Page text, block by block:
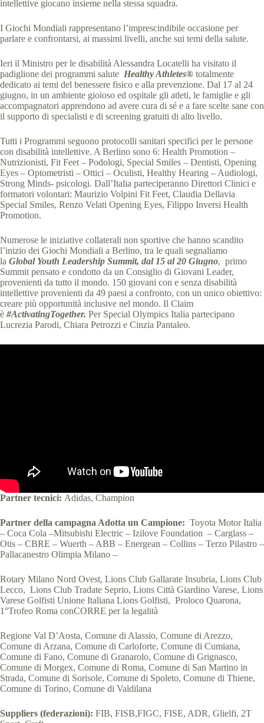
intellettive giocano insieme nella stessa squadra.
I Giochi Mondiali rappresentano l’imprescindibile occasione per
parlare e confrontarsi, ai massimi livelli, anche sui temi della salute.
Ieri il Ministro per le disabilità Alessandra Locatelli ha visitato il
padiglione dei programmi salute Healthy Athletes® totalmente
dedicato ai temi del benessere fisico e alla prevenzione. Dal 17 al 24
giugno, in un ambiente gioioso ed ospitale gli atleti, le famiglie e gli
accompagnatori apprendono ad avere cura di sé e a fare scelte sane con
il supporto di specialisti e di screening gratuiti di alto livello.
Tutti i Programmi seguono protocolli sanitari specifici per le persone
con disabilità intellettive. A Berlino sono 6: Health Promotion –
Nutrizionisti, Fit Feet – Podologi, Special Smiles – Dentisti, Opening
Eyes – Optometristi – Ottici – Oculisti, Healthy Hearing – Audiologi,
Strong Minds- psicologi. Dall’Italia parteciperanno Direttori Clinici e
formatori volontari: Maurizio Volpini Fit Feet, Claudia Dellavia
Special Smiles, Renzo Velati Opening Eyes, Filippo Inversi Health
Promotion.
Numerose le iniziative collaterali non sportive che hanno scandito
l’inizio dei Giochi Mondiali a Berlino, tra le quali segnaliamo
la Global Youth Leadership Summit, dal 15 al 20 Giugno, primo
Summit pensato e condotto da un Consiglio di Giovani Leader,
provenienti da tutto il mondo. 150 giovani con e senza disabilità
intellettive provenienti da 49 paesi a confronto, con un unico obiettivo:
creare più opportunità inclusive nel mondo. Il Claim
è #ActivatingTogether. Per Special Olympics Italia partecipano
Lucrezia Parodi, Chiara Petrozzi e Cinzia Pantaleo.
Partner tecnici: Adidas, Champion
Partner della campagna Adotta un Campione: Toyota Motor Italia
– Coca Cola –Mitsubishi Electric – Izilove Foundation – Carglass –
Otis – CBRE – Wuerth – ABB – Energean – Collins – Terzo Pilastro –
Pallacanestro Olimpia Milano –
Rotary Milano Nord Ovest, Lions Club Gallarate Insubria, Lions Club
Lecco, Lions Club Tradate Seprio, Lions Città Giardino Varese, Lions
Varese Golfisti Unione Italiana Lions Golfisti, Proloco Quarona,
1°Trofeo Roma conCORRE per la legalità
Regione Val D’Aosta, Comune di Alassio, Comune di Arezzo,
Comune di Arzana, Comune di Carloforte, Comune di Cumiana,
Comune di Fano, Comune di Granarolo, Comune di Grignasco,
Comune di Morgex, Comune di Roma, Comune di San Martino in
Strada, Comune di Sorisole, Comune di Spoleto, Comune di Thiene,
Comune di Torino, Comune di Valdilana
Suppliers (federazioni): FIB, FISB,FIGC, FISE, ADR, Glielfi, 2T